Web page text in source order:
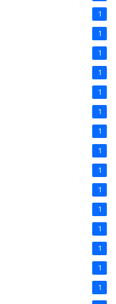
1
1
1
1
1
1
1
1
1
1
1
1
1
1
1